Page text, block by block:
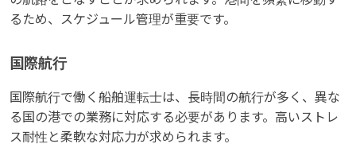
るため、スケジュール管理が重要です。
国際航行
国際航行で働く船舶運転士は、長時間の航行が多く、異な
る国の港での業務に対応する必要があります。高いストレ
ス耐性と柔軟な対応力が求められます。